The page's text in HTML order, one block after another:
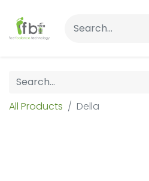
All Products Della